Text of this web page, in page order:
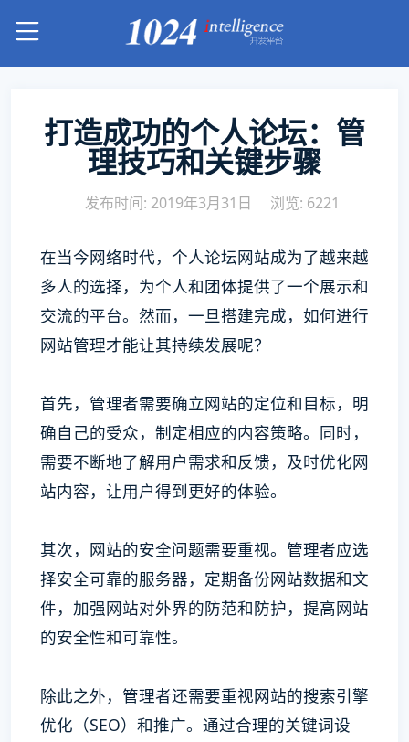
打造成功的个人论坛：管
理技巧和关键步骤
发布时间: 2019年3月31日 浏览: 6221
在当今网络时代，个人论坛网站成为了越来越
多人的选择，为个人和团体提供了一个展示和
交流的平台。然而，一旦搭建完成，如何进行
网站管理才能让其持续发展呢？
首先，管理者需要确立网站的定位和目标，明
确自己的受众，制定相应的内容策略。同时，
需要不断地了解用户需求和反馈，及时优化网
站内容，让用户得到更好的体验。
其次，网站的安全问题需要重视。管理者应选
择安全可靠的服务器，定期备份网站数据和文
件，加强网站对外界的防范和防护，提高网站
的安全性和可靠性。
除此之外，管理者还需要重视网站的搜索引擎
优化（SEO）和推广。通过合理的关键词设